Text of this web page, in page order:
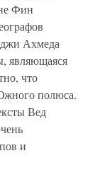
Фин
Ахмеда
являющаяся
что
полюса.
Вед
и